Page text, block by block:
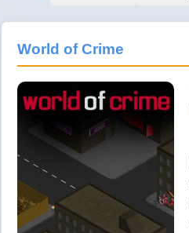
World of Crime